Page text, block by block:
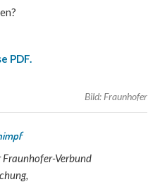
PDF.
Bild: Fraunhofer
Verbund